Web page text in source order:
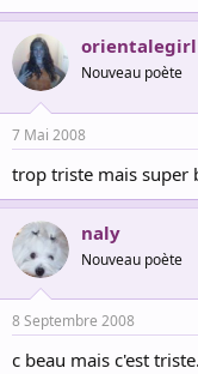
orientalegirl
Nouveau poète
7 Mai 2008
trop triste mais super
naly
Nouveau poète
8 Septembre 2008
c beau mais c'est triste.